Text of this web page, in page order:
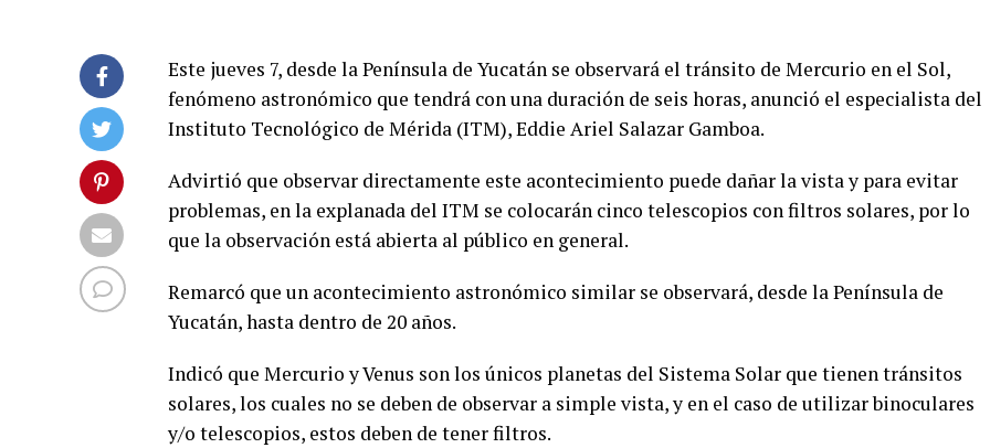
Este jueves 7, desde la Península de Yucatán se observará el tránsito de Mercurio en el Sol,
fenómeno astronómico que tendrá con una duración de seis horas, anunció el especialista del
Instituto Tecnológico de Mérida (ITM), Eddie Ariel Salazar Gamboa.
Advirtió que observar directamente este acontecimiento puede dañar la vista y para evitar
problemas, en la explanada del ITM se colocarán cinco telescopios con filtros solares, por lo
que la observación está abierta al público en general.
Remarcó que un acontecimiento astronómico similar se observará, desde la Península de
Yucatán, hasta dentro de 20 años.
Indicó que Mercurio y Venus son los únicos planetas del Sistema Solar que tienen tránsitos
solares, los cuales no se deben de observar a simple vista, y en el caso de utilizar binoculares
y/o telescopios, estos deben de tener filtros.